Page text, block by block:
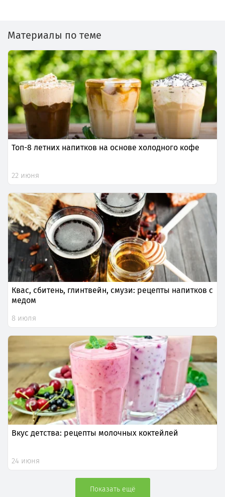
Материалы по теме
Топ-8 летних напитков на основе холодного кофе
22 июня
Квас, сбитень, глинтвейн, смузи: рецепты напитков с
медом
8 июля
Вкус детства: рецепты молочных коктейлей
24 июня
Показать ещё